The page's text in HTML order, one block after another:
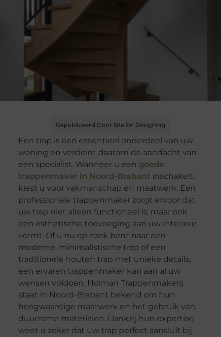
Gepubliceerd Door Site En Designing
Een trap is een essentieel onderdeel van uw
woning en verdient daarom de aandacht van
een specialist. Wanneer u een goede
trappenmaker in Noord-Brabant inschakelt,
kiest u voor vakmanschap en maatwerk. Een
professionele trappenmaker zorgt ervoor dat
uw trap niet alleen functioneel is, maar ook
een esthetische toevoeging aan uw interieur
vormt. Of u nu op zoek bent naar een
moderne, minimalistische trap of een
traditionele houten trap met unieke details,
een ervaren trappenmaker kan aan al uw
wensen voldoen. Holman Trappenmakerij
staat in Noord-Brabant bekend om hun
hoogwaardige maatwerk en het gebruik van
duurzame materialen. Dankzij hun expertise
weet u zeker dat uw trap perfect aansluit bij